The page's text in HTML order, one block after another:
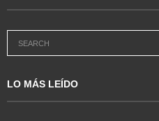
LO MÁS LEÍDO